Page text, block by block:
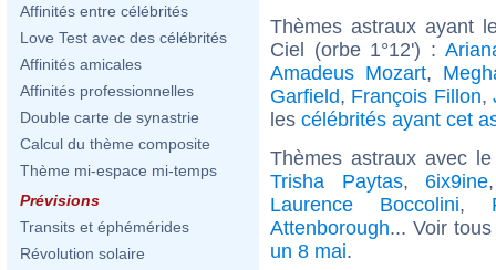
Affinités entre célébrités
Love Test avec des célébrités
Affinités amicales
Affinités professionnelles
Double carte de synastrie
Calcul du thème composite
Thème mi-espace mi-temps
Prévisions
Transits et éphémérides
Révolution solaire
Thèmes astraux ayant
Ciel (orbe 1°12') :
Amadeus Mozart,
Garfield, François Fillon,
les célébrités ayant cet
Thèmes astraux avec
Trisha Paytas, 6ix9ine
Laurence Boccolini,
Attenborough... Voir
un 8 mai.